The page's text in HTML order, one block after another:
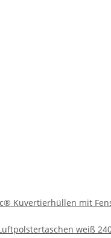
Kuvertierhüllen mit